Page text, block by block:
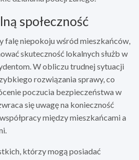
społeczność
falę niepokoju wśród mieszkańców,
skuteczność lokalnych służb w
W obliczu trudnej sytuacji
rozwiązania sprawy, co
poczucia bezpieczeństwa w
się uwagę na konieczność
między mieszkańcami a
którzy mogą posiadać